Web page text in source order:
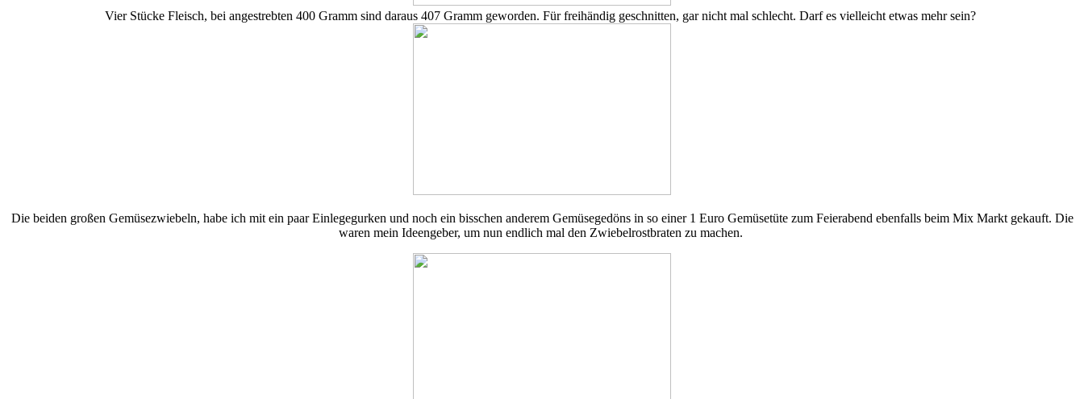
Vier Stücke Fleisch, bei angestrebten 400 Gramm sind daraus 407 Gramm geworden. Für freihändig geschnitten, gar nicht mal schlecht. Darf es vielleicht etwas mehr sein?
Die beiden großen Gemüsezwiebeln, habe ich mit ein paar Einlegegurken und noch ein bisschen anderem Gemüsegedöns in so einer 1 Euro Gemüsetüte zum Feierabend ebenfalls beim Mix Markt gekauft. Die
waren mein Ideengeber, um nun endlich mal den Zwiebelrostbraten zu machen.